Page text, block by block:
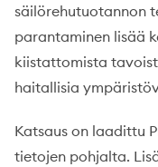
säilörehutuotannon
parantaminen lisää
kiistattomista
haitallisia
Katsaus on laadittu
tietojen pohjalta.